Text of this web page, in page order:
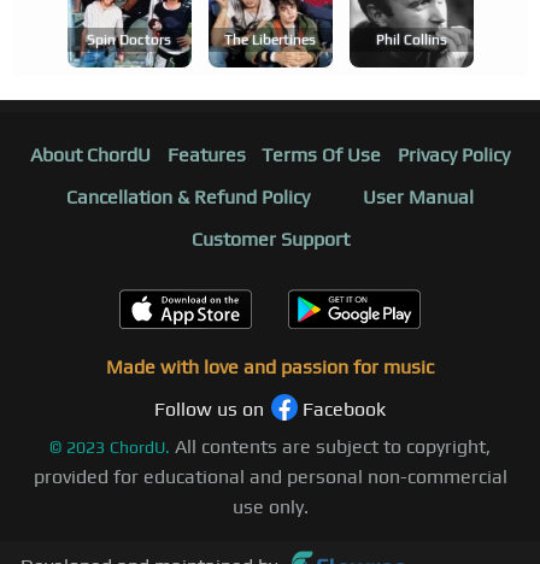
Spin Doctors The Libertines Phil Collins
About ChordU Features Terms Of Use
Privacy Policy
Cancellation & Refund Policy
User Manual
Customer Support
Made with love and passion for music
Follow us on
Facebook
© 2023 ChordU. All contents are subject to copyright,
provided for educational and personal non-commercial
use only.